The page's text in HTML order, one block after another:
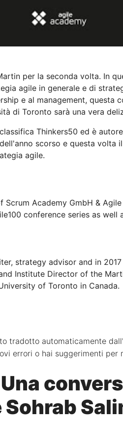
per la seconda volta. In
agile in generale e di
e al management, questa
di Toronto sarà una vera
Thinkers50 ed è
scorso e questa volta
agile.
Scrum Academy GmbH &
conference series as
strategy advisor and in
Institute Director of the
of Toronto in Canada.
tradotto automaticamente
errori o hai suggerimenti
Sohrab